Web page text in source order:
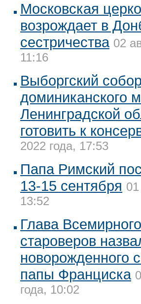
Московская
возрождает в
сестричества 02
11:16
Выборгский
доминиканского
Ленинградской
готовить к
2022 года, 17:53
Папа Римский
13-15 сентября
13:52
Глава
староверов
новорожденного
папы Франциска
года, 10:02